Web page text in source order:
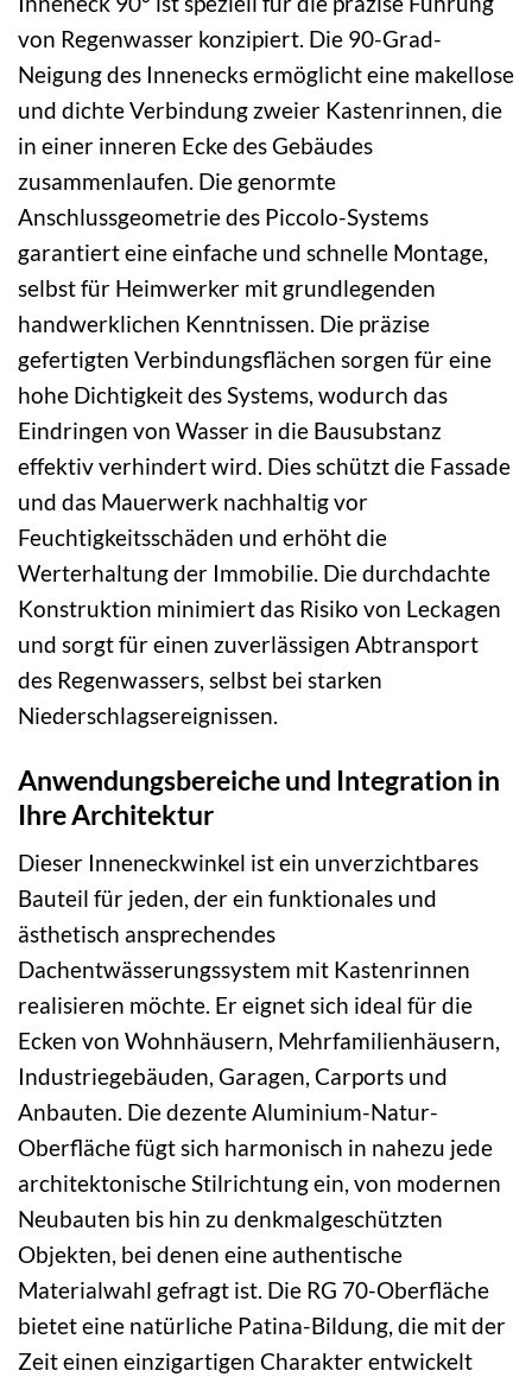
von Regenwasser konzipiert. Die 90-Grad-
Neigung des Innenecks ermöglicht eine makellose
und dichte Verbindung zweier Kastenrinnen, die
in einer inneren Ecke des Gebäudes
zusammenlaufen. Die genormte
Anschlussgeometrie des Piccolo-Systems
garantiert eine einfache und schnelle Montage,
selbst für Heimwerker mit grundlegenden
handwerklichen Kenntnissen. Die präzise
gefertigten Verbindungsflächen sorgen für eine
hohe Dichtigkeit des Systems, wodurch das
Eindringen von Wasser in die Bausubstanz
effektiv verhindert wird. Dies schützt die Fassade
und das Mauerwerk nachhaltig vor
Feuchtigkeitsschäden und erhöht die
Werterhaltung der Immobilie. Die durchdachte
Konstruktion minimiert das Risiko von Leckagen
und sorgt für einen zuverlässigen Abtransport
des Regenwassers, selbst bei starken
Niederschlagsereignissen.
Anwendungsbereiche und Integration in
Ihre Architektur
Dieser Inneneckwinkel ist ein unverzichtbares
Bauteil für jeden, der ein funktionales und
ästhetisch ansprechendes
Dachentwässerungssystem mit Kastenrinnen
realisieren möchte. Er eignet sich ideal für die
Ecken von Wohnhäusern, Mehrfamilienhäusern,
Industriegebäuden, Garagen, Carports und
Anbauten. Die dezente Aluminium-Natur-
Oberfläche fügt sich harmonisch in nahezu jede
architektonische Stilrichtung ein, von modernen
Neubauten bis hin zu denkmalgeschützten
Objekten, bei denen eine authentische
Materialwahl gefragt ist. Die RG 70-Oberfläche
bietet eine natürliche Patina-Bildung, die mit der
Zeit einen einzigartigen Charakter entwickelt